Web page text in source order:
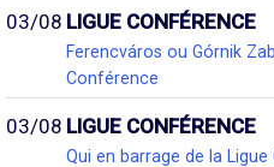
03/08 LIGUE CONFÉRENCE
Ferencváros ou Górnik
Conférence
03/08 LIGUE CONFÉRENCE
Qui en barrage de la